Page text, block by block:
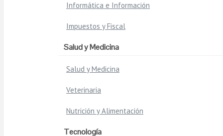
Informática e Información
Impuestos y Fiscal
Salud y Medicina
Salud y Medicina
Veterinaria
Nutrición y Alimentación
Tecnología